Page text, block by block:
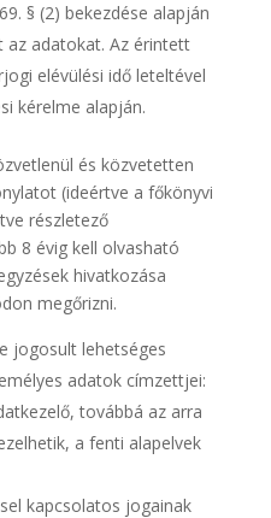
§ (2) bekezdése alapján
az adatokat. Az érintett
elévülési idő leteltével
kérelme alapján.
és közvetetten
(ideértve a főkönyvi
részletező
8 évig kell olvasható
hivatkozása
megőrizni.
jogosult lehetséges
adatok címzettjei:
továbbá az arra
a fenti alapelvek
kapcsolatos jogainak